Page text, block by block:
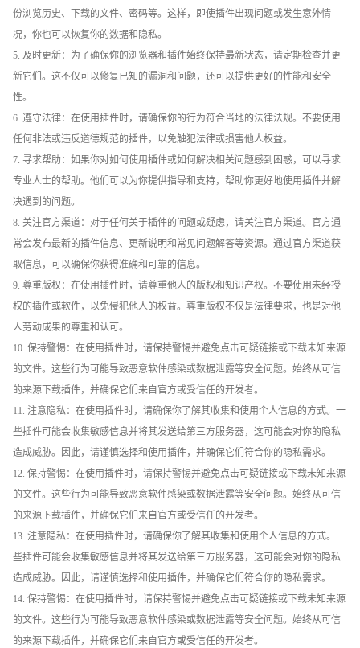
份浏览历史、下载的文件、密码等。这样，即使插件出现问题或发生意外情
况，你也可以恢复你的数据和隐私。
5. 及时更新：为了确保你的浏览器和插件始终保持最新状态，请定期检查并更
新它们。这不仅可以修复已知的漏洞和问题，还可以提供更好的性能和安全
性。
6. 遵守法律：在使用插件时，请确保你的行为符合当地的法律法规。不要使用
任何非法或违反道德规范的插件，以免触犯法律或损害他人权益。
7. 寻求帮助：如果你对如何使用插件或如何解决相关问题感到困惑，可以寻求
专业人士的帮助。他们可以为你提供指导和支持，帮助你更好地使用插件并解
决遇到的问题。
8. 关注官方渠道：对于任何关于插件的问题或疑虑，请关注官方渠道。官方通
常会发布最新的插件信息、更新说明和常见问题解答等资源。通过官方渠道获
取信息，可以确保你获得准确和可靠的信息。
9. 尊重版权：在使用插件时，请尊重他人的版权和知识产权。不要使用未经授
权的插件或软件，以免侵犯他人的权益。尊重版权不仅是法律要求，也是对他
人劳动成果的尊重和认可。
10. 保持警惕：在使用插件时，请保持警惕并避免点击可疑链接或下载未知来源
的文件。这些行为可能导致恶意软件感染或数据泄露等安全问题。始终从可信
的来源下载插件，并确保它们来自官方或受信任的开发者。
11. 注意隐私：在使用插件时，请确保你了解其收集和使用个人信息的方式。一
些插件可能会收集敏感信息并将其发送给第三方服务器，这可能会对你的隐私
造成威胁。因此，请谨慎选择和使用插件，并确保它们符合你的隐私需求。
12. 保持警惕：在使用插件时，请保持警惕并避免点击可疑链接或下载未知来源
的文件。这些行为可能导致恶意软件感染或数据泄露等安全问题。始终从可信
的来源下载插件，并确保它们来自官方或受信任的开发者。
13. 注意隐私：在使用插件时，请确保你了解其收集和使用个人信息的方式。一
些插件可能会收集敏感信息并将其发送给第三方服务器，这可能会对你的隐私
造成威胁。因此，请谨慎选择和使用插件，并确保它们符合你的隐私需求。
14. 保持警惕：在使用插件时，请保持警惕并避免点击可疑链接或下载未知来源
的文件。这些行为可能导致恶意软件感染或数据泄露等安全问题。始终从可信
的来源下载插件，并确保它们来自官方或受信任的开发者。